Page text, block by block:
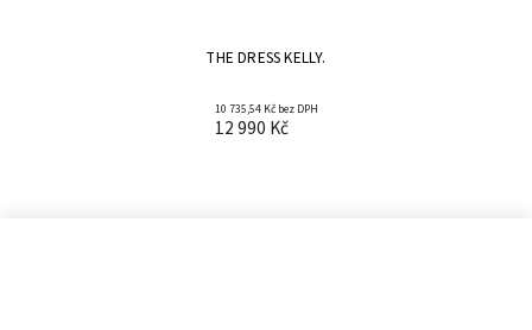
THE DRESS KELLY.
10 735,54 Kč bez DPH
12 990 Kč